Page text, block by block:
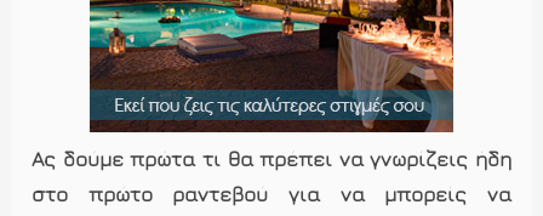
Ας δούμε πρώτα τι θα πρέπει να γνωρίζεις ήδη
στο πρώτο ραντεβού για να μπορείς να